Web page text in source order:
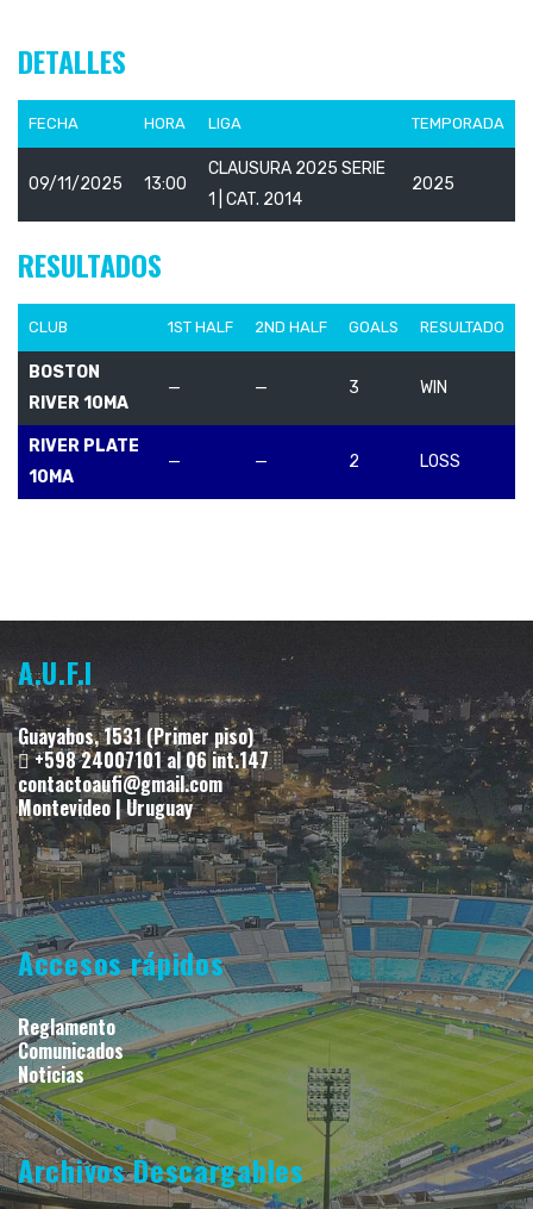
DETALLES
FECHA HORA LIGA TEMPORADA
09/11/2025 13:00
CLAUSURA 2025 SERIE
1 | CAT. 2014
2025
RESULTADOS
CLUB 1ST HALF 2ND HALF GOALS RESULTADO
BOSTON
RIVER 10MA
— — 3 WIN
RIVER PLATE
10MA
— — 2 LOSS
A.U.F.I
Guayabos, 1531 (Primer piso)
+598 24007101 al 06 int.147
contactoaufi@gmail.com
Montevideo | Uruguay
Accesos rápidos
Reglamento
Comunicados
Noticias
Archivos Descargables